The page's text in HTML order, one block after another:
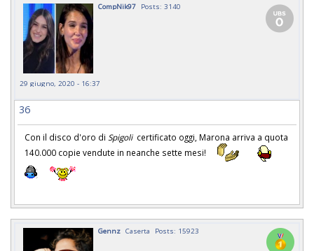
CompNik97 Posts: 3140
29 giugno, 2020 - 16:37
36
Con il disco d'oro di Spigoli certificato oggi, Marona arriva a quota
140.000 copie vendute in neanche sette mesi!
Gennz Caserta Posts: 15923